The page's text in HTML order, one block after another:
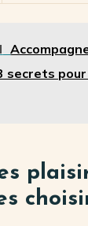
secrets